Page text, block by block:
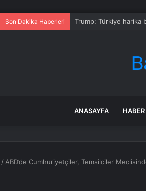
Son Dakika Haberleri Trump: Türkiye harika
ANASAYFA HABER
/ ABD’de Cumhuriyetçiler, Temsilciler